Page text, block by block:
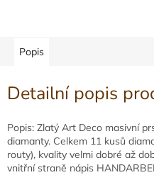
Popis
Detailní popis
Popis: Zlatý Art Deco masivní
diamanty. Celkem 11 kusů
routy), kvality velmi dobré až
vnitřní straně nápis